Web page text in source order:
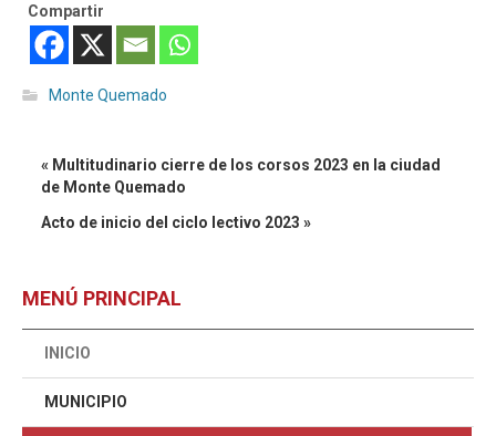
Compartir
Monte Quemado
« Multitudinario cierre de los corsos 2023 en la ciudad
de Monte Quemado
Acto de inicio del ciclo lectivo 2023 »
MENÚ PRINCIPAL
INICIO
MUNICIPIO